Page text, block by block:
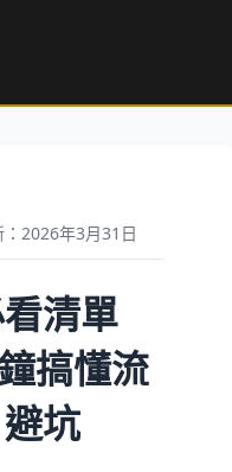
：2026年3月31日
清單
搞懂流
坑